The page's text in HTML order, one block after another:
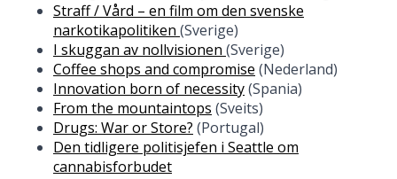
Straff / Vård – en film om den svenske
narkotikapolitiken (Sverige)
I skuggan av nollvisionen (Sverige)
Coffee shops and compromise (Nederland)
Innovation born of necessity(Spania)
From the mountaintops (Sveits)
Drugs: War or Store? (Portugal)
Den tidligere politisjefen i Seattle om
cannabisforbudet